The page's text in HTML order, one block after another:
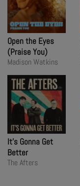
Open the Eyes
(Praise You)
Madison Watkins
It's Gonna Get
Better
The Afters